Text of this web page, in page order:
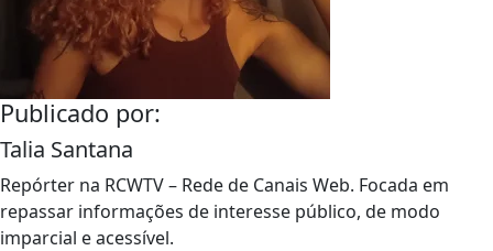
Publicado por:
Talia Santana
Repórter na RCWTV – Rede de Canais Web. Focada em
repassar informações de interesse público, de modo
imparcial e acessível.